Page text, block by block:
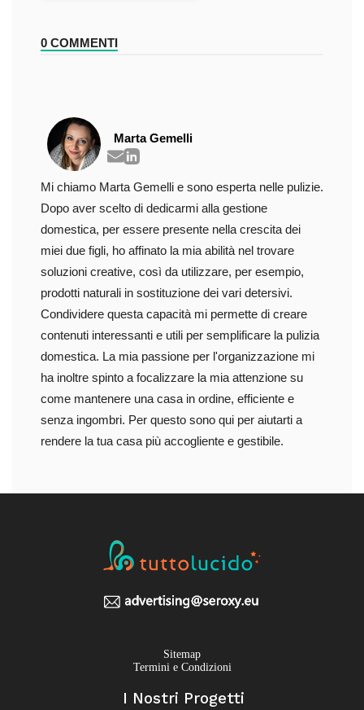
0 COMMENTI
Marta Gemelli
Mi chiamo Marta Gemelli e sono esperta nelle pulizie.
Dopo aver scelto di dedicarmi alla gestione
domestica, per essere presente nella crescita dei
miei due figli, ho affinato la mia abilità nel trovare
soluzioni creative, così da utilizzare, per esempio,
prodotti naturali in sostituzione dei vari detersivi.
Condividere questa capacità mi permette di creare
contenuti interessanti e utili per semplificare la pulizia
domestica. La mia passione per l'organizzazione mi
ha inoltre spinto a focalizzare la mia attenzione su
come mantenere una casa in ordine, efficiente e
senza ingombri. Per questo sono qui per aiutarti a
rendere la tua casa più accogliente e gestibile.
Sitemap
Termini e Condizioni
I Nostri Progetti